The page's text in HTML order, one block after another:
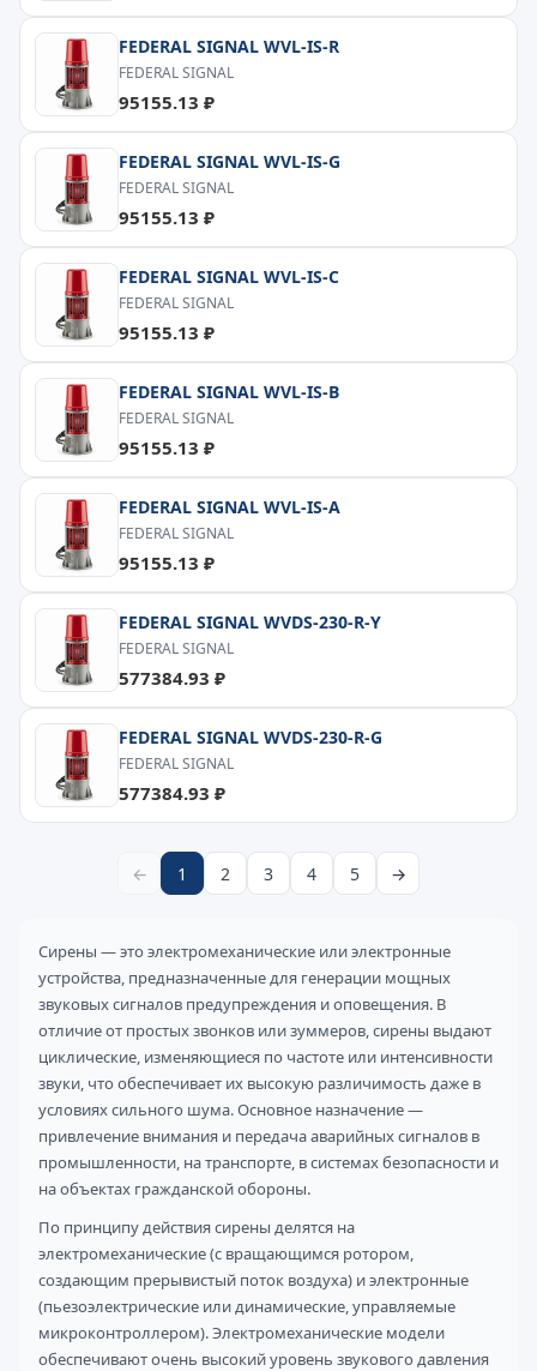
FEDERAL SIGNAL WVL-IS-R
FEDERAL SIGNAL
95155.13 ₽
FEDERAL SIGNAL WVL-IS-G
FEDERAL SIGNAL
95155.13 ₽
FEDERAL SIGNAL WVL-IS-C
FEDERAL SIGNAL
95155.13 ₽
FEDERAL SIGNAL WVL-IS-B
FEDERAL SIGNAL
95155.13 ₽
FEDERAL SIGNAL WVL-IS-A
FEDERAL SIGNAL
95155.13 ₽
FEDERAL SIGNAL WVDS-230-R-Y
FEDERAL SIGNAL
577384.93 ₽
FEDERAL SIGNAL WVDS-230-R-G
FEDERAL SIGNAL
577384.93 ₽
← 1 2 3 4 5 →
Сирены — это электромеханические или электронные
устройства, предназначенные для генерации мощных
звуковых сигналов предупреждения и оповещения. В
отличие от простых звонков или зуммеров, сирены выдают
циклические, изменяющиеся по частоте или интенсивности
звуки, что обеспечивает их высокую различимость даже в
условиях сильного шума. Основное назначение —
привлечение внимания и передача аварийных сигналов в
промышленности, на транспорте, в системах безопасности и
на объектах гражданской обороны.
По принципу действия сирены делятся на
электромеханические (с вращающимся ротором,
создающим прерывистый поток воздуха) и электронные
(пьезоэлектрические или динамические, управляемые
микроконтроллером). Электромеханические модели
обеспечивают очень высокий уровень звукового давления